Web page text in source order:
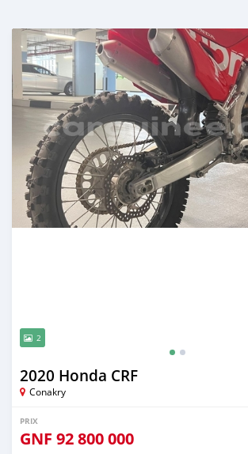
2
2020 Honda CRF
Conakry
PRIX
GNF 92 800 000